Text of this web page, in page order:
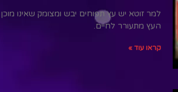
למר זוטא יש עץ תפוחים יבש ומצומק שאינו
העץ מתעורר לחיים.
קראו עוד »